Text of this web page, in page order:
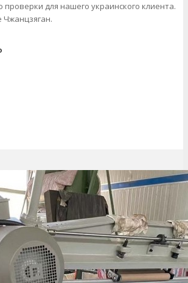
проверки для нашего украинского клиента.
Чжанцзяган.